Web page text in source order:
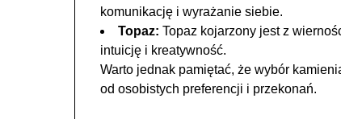
komunikację i wyrażanie siebie.
Topaz: Topaz kojarzony jest z
intuicję i kreatywność.
Warto jednak pamiętać, że wybór
od osobistych preferencji i przekonań.